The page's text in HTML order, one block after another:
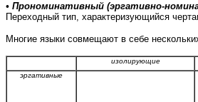
• Прономинативный (эргативно-
Переходный тип, характеризующийся
Многие языки совмещают в себе
изолирующие
эргативные